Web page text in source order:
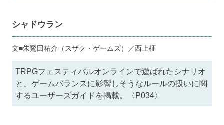
シャドウラン
文■朱鷺田祐介（スザク・ゲームズ）／西上柾
TRPGフェスティバルオンラインで遊ばれたシナリオ
と、ゲームバランスに影響しそうなルールの扱いに関
するユーザーズガイドを掲載。〈P034〉